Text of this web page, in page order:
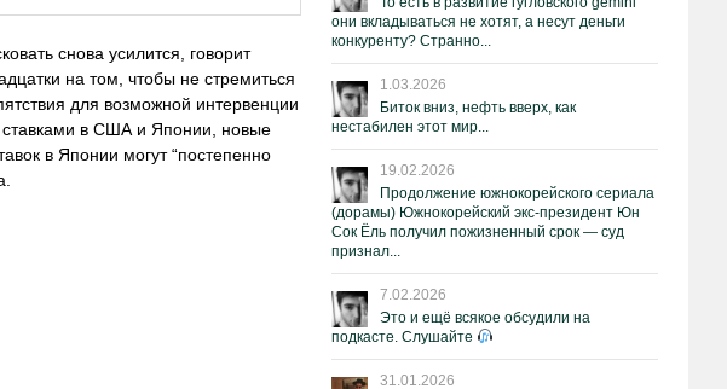
снова усилится, говорит
на том, чтобы не стремиться
для возможной интервенции
ставками в США и Японии, новые
в Японии могут “постепенно
они вкладываться не хотят, а несут деньги
конкуренту? Странно...
1.03.2026
Биток вниз, нефть вверх, как
нестабилен этот мир...
19.02.2026
Продолжение южнокорейского сериала
(дорамы) Южнокорейский экс-президент Юн
Сок Ёль получил пожизненный срок — суд
признал...
7.02.2026
Это и ещё всякое обсудили на
подкасте. Слушайте
31.01.2026